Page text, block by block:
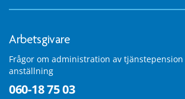
Arbetsgivare
Frågor om administration av
anställning
060-18 75 03